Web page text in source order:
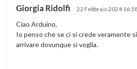
Giorgia Ridolfi 22 Febbraio 2024
Ciao Arduino,
Io penso che se ci si crede veramente
arrivare dovunque si voglia.